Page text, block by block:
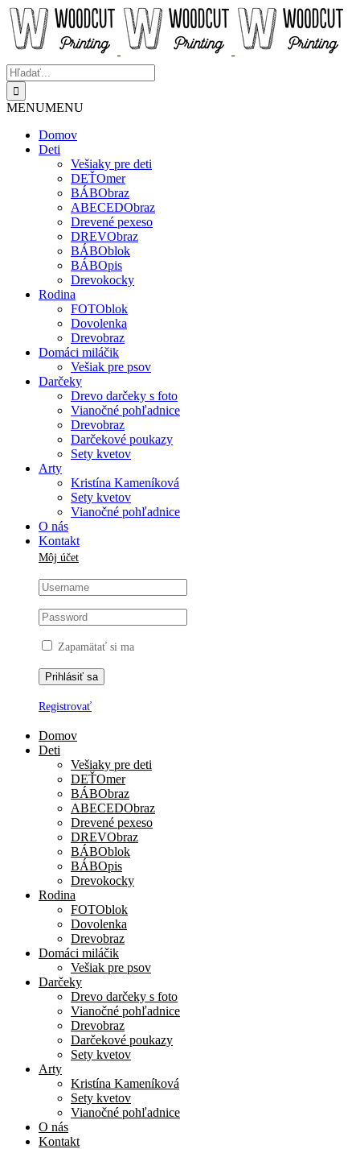
Skip
to
content
Hľadať:
MENUMENU
Domov
Deti
Vešiaky pre deti
DEŤOmer
BÁBObraz
ABECEDObraz
Drevené pexeso
DREVObraz
BÁBOblok
BÁBOpis
Drevokocky
Rodina
FOTOblok
Dovolenka
Drevobraz
Domáci miláčik
Vešiak pre psov
Darčeky
Drevo darčeky s foto
Vianočné pohľadnice
Drevobraz
Darčekové poukazy
Sety kvetov
Arty
Kristína Kameníková
Sety kvetov
Vianočné pohľadnice
O nás
Kontakt
Môj účet
Zapamätať si ma
Registrovať
Domov
Deti
Vešiaky pre deti
DEŤOmer
BÁBObraz
ABECEDObraz
Drevené pexeso
DREVObraz
BÁBOblok
BÁBOpis
Drevokocky
Rodina
FOTOblok
Dovolenka
Drevobraz
Domáci miláčik
Vešiak pre psov
Darčeky
Drevo darčeky s foto
Vianočné pohľadnice
Drevobraz
Darčekové poukazy
Sety kvetov
Arty
Kristína Kameníková
Sety kvetov
Vianočné pohľadnice
O nás
Kontakt